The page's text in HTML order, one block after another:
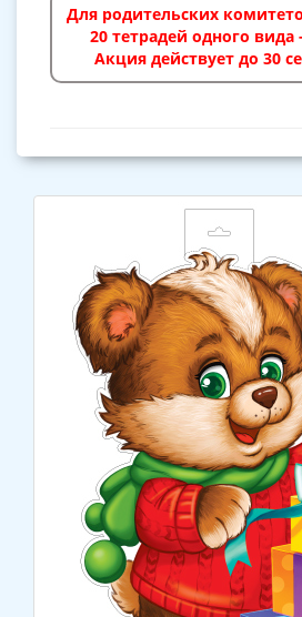
Для родительских
20 тетрадей одного вида
Акция действует до 30